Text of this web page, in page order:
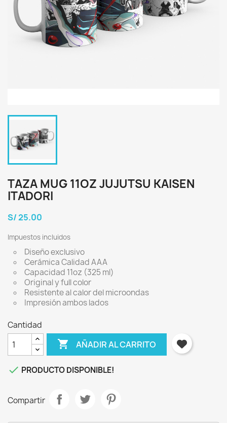
TAZA MUG 11OZ JUJUTSU KAISEN
ITADORI
S/ 25.00
Impuestos incluidos
Diseño exclusivo
Cerámica Calidad AAA
Capacidad 11oz (325 ml)
Original y full color
Resistente al calor del microondas
Impresión ambos lados
Cantidad
 AÑADIR AL CARRITO
 PRODUCTO DISPONIBLE!
Compartir
lista de deseos.